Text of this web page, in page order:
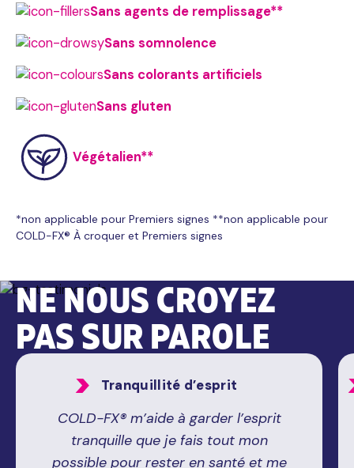
Sans agents de remplissage**
Sans somnolence
Sans colorants artificiels
Sans gluten
Végétalien**
*non applicable pour Premiers signes **non applicable pour
COLD-FX® À croquer et Premiers signes
NE NOUS CROYEZ
PAS SUR PAROLE
Tranquillité d’esprit
COLD-FX® m’aide à garder l’esprit
tranquille que je fais tout mon
possible pour rester en santé et me